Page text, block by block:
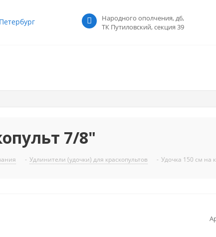
Народного ополчения, д6,
ТК Путиловский, секция 39
7/8"
- Удлинители (удочки) для краскопультов - Удочка 150 см на